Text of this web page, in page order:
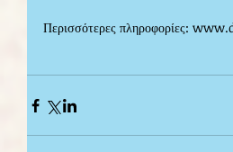
Περισσότερες πληροφορίες: